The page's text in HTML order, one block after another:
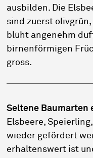
ausbilden. Die
sind zuerst
blüht angenehm
birnenförmigen
gross.
Seltene Baumarten
Elsbeere,
wieder gefördert
erhaltenswert ist